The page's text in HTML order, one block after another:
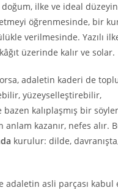
ilke ve ideal
öğrenmesinde, bir
verilmesinde. Yazılı
üzerinde kalır ve solar.
adaletin kaderi de
yüzeyselleştirebilir,
kalıplaşmış bir
anlam kazanır, nefes alır.
kurulur: dilde,
adaletin asli parçası kabul